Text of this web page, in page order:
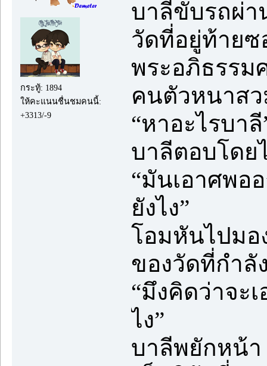
กระทู้: 1894
ให้คะแนนชื่นชมคนนี้:
+3313/-9
บาลีขับรถผ่า
วัดที่อยู่ท้าย
พระอภิธรร
คนตัวหนาส
“หาอะไรบา
บาลีตอบโดย
“มันเอาศพอ
ยังไง”
โอมหันไปมอ
ของวัดที่กำลั
“มึงคิดว่าจะ
ไง”
บาลีพยักหน้า